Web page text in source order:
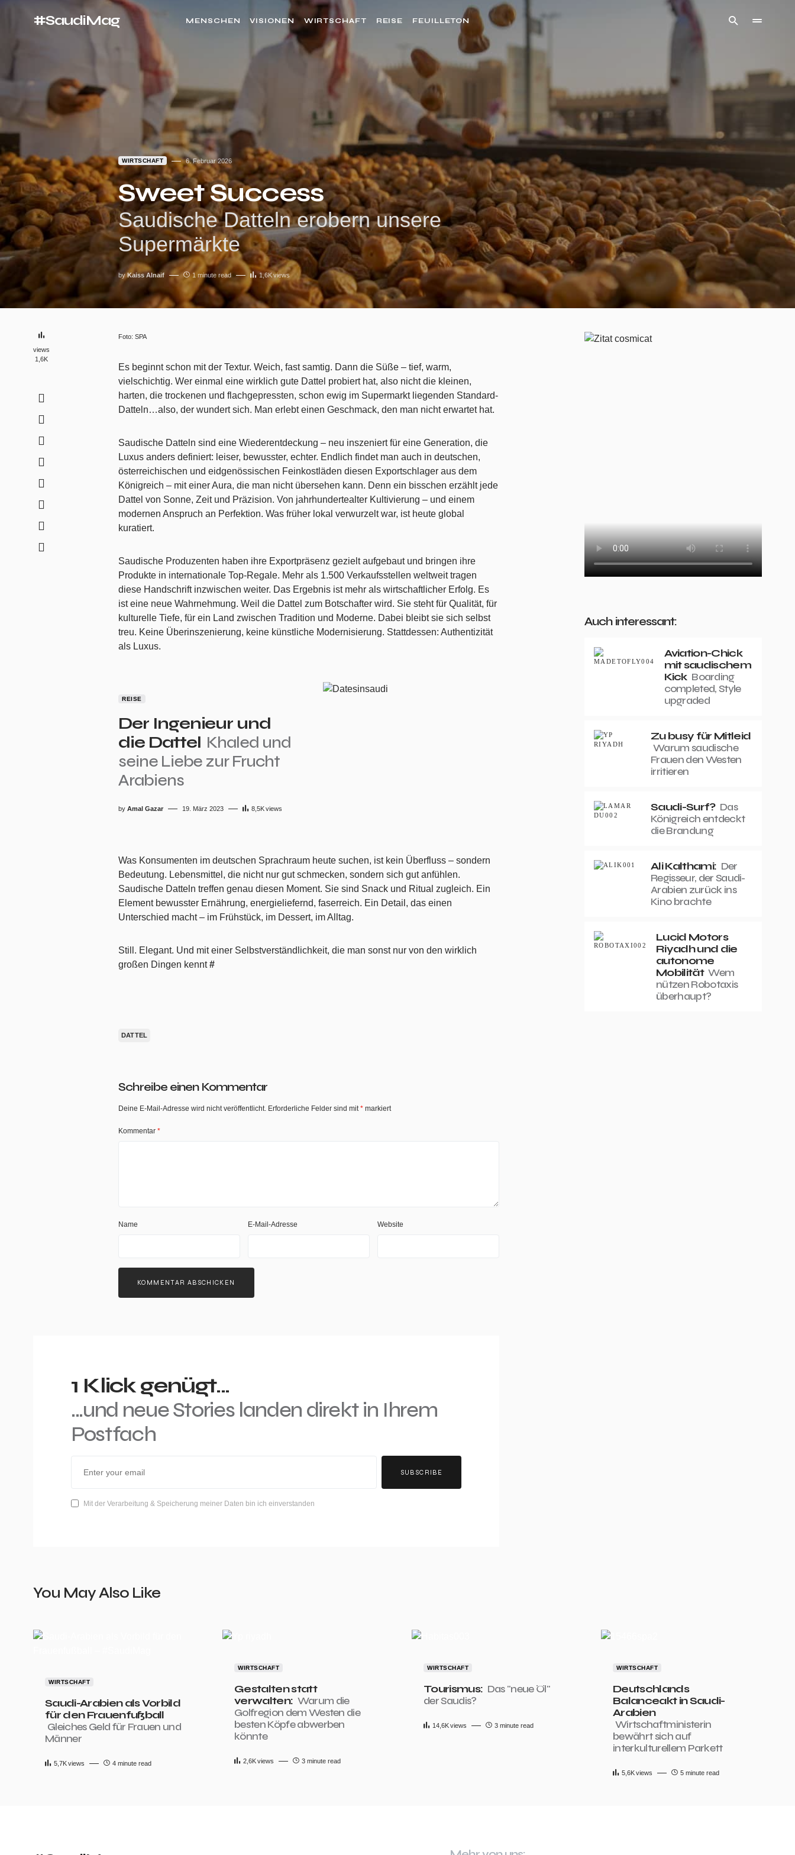
#SaudiMag MENSCHEN VISIONEN WIRTSCHAFT REISE FEUILLETON
WIRTSCHAFT 6. Februar 2026
Sweet Success
Saudische Datteln erobern unsere
Supermärkte
by Kaiss Alnaif 1 minute read 1,6Kviews
1,6K
views
Foto: SPA
Es beginnt schon mit der Textur. Weich, fast samtig. Dann die Süße – tief, warm,
vielschichtig. Wer einmal eine wirklich gute Dattel probiert hat, also nicht die kleinen,
harten, die trockenen und flachgepressten, schon ewig im Supermarkt liegenden Standard-
Datteln…also, der wundert sich. Man erlebt einen Geschmack, den man nicht erwartet hat.
Saudische Datteln sind eine Wiederentdeckung – neu inszeniert für eine Generation, die
Luxus anders definiert: leiser, bewusster, echter. Endlich findet man auch in deutschen,
österreichischen und eidgenössischen Feinkostläden diesen Exportschlager aus dem
Königreich – mit einer Aura, die man nicht übersehen kann. Denn ein bisschen erzählt jede
Dattel von Sonne, Zeit und Präzision. Von jahrhundertealter Kultivierung – und einem
modernen Anspruch an Perfektion. Was früher lokal verwurzelt war, ist heute global
kuratiert.
Saudische Produzenten haben ihre Exportpräsenz gezielt aufgebaut und bringen ihre
Produkte in internationale Top-Regale. Mehr als 1.500 Verkaufsstellen weltweit tragen
diese Handschrift inzwischen weiter. Das Ergebnis ist mehr als wirtschaftlicher Erfolg. Es
ist eine neue Wahrnehmung. Weil die Dattel zum Botschafter wird. Sie steht für Qualität, für
kulturelle Tiefe, für ein Land zwischen Tradition und Moderne. Dabei bleibt sie sich selbst
treu. Keine Überinszenierung, keine künstliche Modernisierung. Stattdessen: Authentizität
als Luxus.
REISE
Der Ingenieur und
die Dattel Khaled und
seine Liebe zur Frucht
Arabiens
by Amal Gazar 19. März 2023 8,5Kviews
Was Konsumenten im deutschen Sprachraum heute suchen, ist kein Überfluss – sondern
Bedeutung. Lebensmittel, die nicht nur gut schmecken, sondern sich gut anfühlen.
Saudische Datteln treffen genau diesen Moment. Sie sind Snack und Ritual zugleich. Ein
Element bewusster Ernährung, energieliefernd, faserreich. Ein Detail, das einen
Unterschied macht – im Frühstück, im Dessert, im Alltag.
Still. Elegant. Und mit einer Selbstverständlichkeit, die man sonst nur von den wirklich
großen Dingen kennt#
DATTEL
Schreibe einen Kommentar
Deine E-Mail-Adresse wird nicht veröffentlicht. Erforderliche Felder sind mit* markiert
Kommentar *
Name E-Mail-Adresse Website
1 Klick genügt...
...und neue Stories landen direkt in Ihrem
Postfach
SUBSCRIBE
Mit der Verarbeitung & Speicherung meiner Daten bin ich einverstanden
Auch interessant:
Aviation-Chick
mit saudischem
Kick Boarding
completed, Style
upgraded
Zu busy für Mitleid
Warum saudische
Frauen den Westen
irritieren
Saudi-Surf? Das
Königreich entdeckt
die Brandung
Ali Kalthami: Der
Regisseur, der Saudi-
Arabien zurück ins
Kino brachte
Lucid Motors
Riyadh und die
autonome
Mobilität Wem
nützen Robotaxis
überhaupt?
You May Also Like
WIRTSCHAFT
Saudi-Arabien als Vorbild
für den Frauenfußball
Gleiches Geld für Frauen und
Männer
5,7Kviews 4 minute read
WIRTSCHAFT
Gestalten statt
verwalten: Warum die
Golfregion dem Westen die
besten Köpfe abwerben
könnte
2,6Kviews 3 minute read
WIRTSCHAFT
Tourismus: Das "neue Öl"
der Saudis?
14,6Kviews 3 minute read
WIRTSCHAFT
Deutschlands
Balanceakt in Saudi-
Arabien
Wirtschaftministerin
bewährt sich auf
interkulturellem Parkett
5,6Kviews 5 minute read